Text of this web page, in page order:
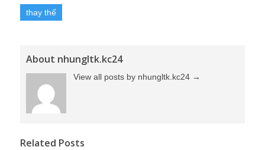
thay thế
About nhungltk.kc24
View all posts by nhungltk.kc24 →
Related Posts